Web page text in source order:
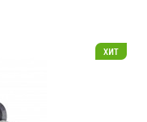
хит